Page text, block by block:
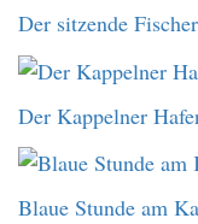
Der sitzende
Der Kappelner
Blaue Stunde am